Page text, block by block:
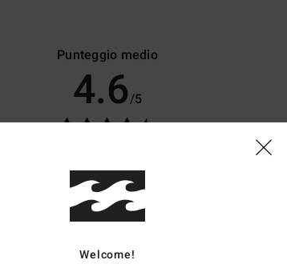
Punteggio medio
4.6/5
Taglia
Welcome!